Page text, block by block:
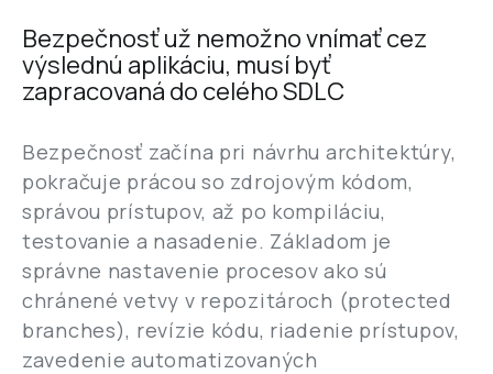
Bezpečnosť už nemožno vnímať cez
výslednú aplikáciu, musí byť
zapracovaná do celého SDLC
Bezpečnosť začína pri návrhu architektúry,
pokračuje prácou so zdrojovým kódom,
správou prístupov, až po kompiláciu,
testovanie a nasadenie. Základom je
správne nastavenie procesov ako sú
chránené vetvy v repozitároch (protected
branches), revízie kódu, riadenie prístupov,
zavedenie automatizovaných